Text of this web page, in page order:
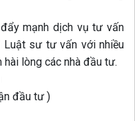
mạnh dịch vụ tư vấn
sư tư vấn với nhiều
lòng các nhà đầu tư.
đầu tư )